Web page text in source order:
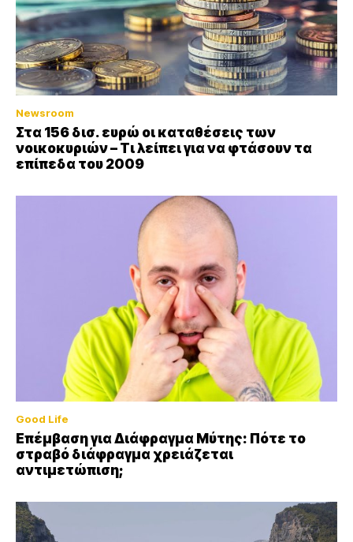
Newsroom
Στα 156 δισ. ευρώ οι καταθέσεις των
νοικοκυριών – Τι λείπει για να φτάσουν τα
επίπεδα του 2009
Good Life
Επέμβαση για Διάφραγμα Μύτης: Πότε το
στραβό διάφραγμα χρειάζεται
αντιμετώπιση;